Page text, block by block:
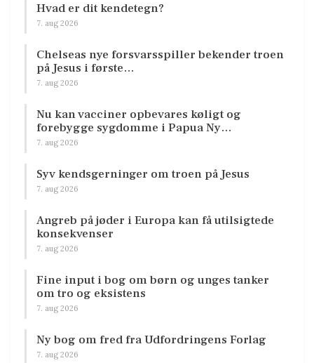
Hvad er dit kendetegn?
7. aug 2026
Chelseas nye forsvarsspiller bekender troen
på Jesus i første…
7. aug 2026
Nu kan vacciner opbevares køligt og
forebygge sygdomme i Papua Ny…
7. aug 2026
Syv kendsgerninger om troen på Jesus
7. aug 2026
Angreb på jøder i Europa kan få utilsigtede
konsekvenser
7. aug 2026
Fine input i bog om børn og unges tanker
om tro og eksistens
7. aug 2026
Ny bog om fred fra Udfordringens Forlag
7. aug 2026